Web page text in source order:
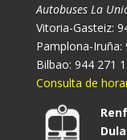
Autobuses La
Vitoria-Gasteiz:
Pamplona-Iruña:
Bilbao: 944 271
Consulta de